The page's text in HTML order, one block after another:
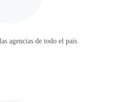
agencias de todo el país